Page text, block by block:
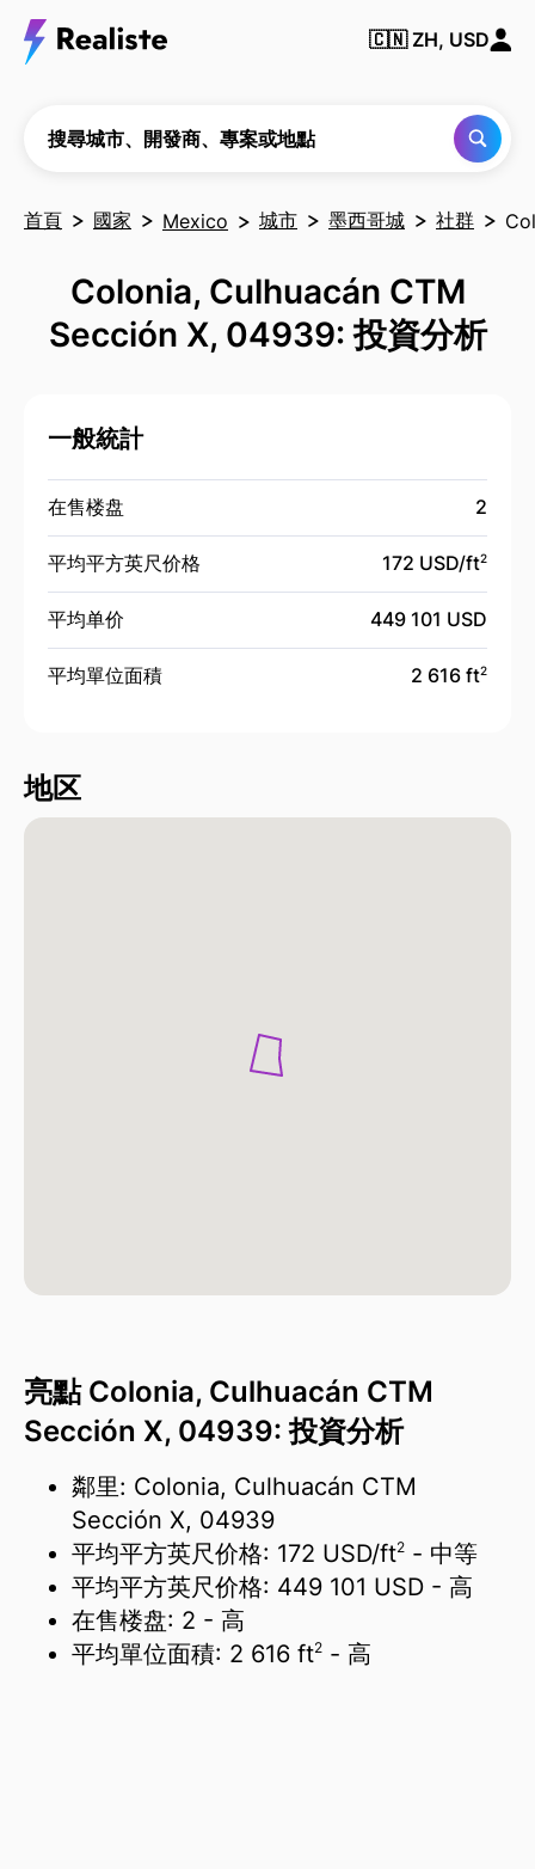
點
🇨🇳ZH, USD
搜尋城市、開發商、專案或地點
首頁 國家 Mexico 城市 墨西哥城 社群
Colonia, Culhuacán CTM
Sección X, 04939: 投資分析
一般統計
在售楼盘 2
平均平方英尺价格 172 USD/ft2
平均单价 449 101 USD
平均單位面積 2 616 ft2
地区
亮點 Colonia, Culhuacán CTM
Sección X, 04939: 投資分析
鄰里: Colonia, Culhuacán CTM
Sección X, 04939
平均平方英尺价格: 172 USD/ft2 - 中等
平均平方英尺价格: 449 101 USD - 高
在售楼盘: 2 - 高
平均單位面積: 2 616 ft2 - 高